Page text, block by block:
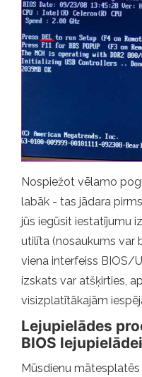
Nospiežot vēlamo
labāk - tas jādara
jūs iegūsit iestatījumu
utilīta (nosaukums var
viena interfeiss BIOS/
izskats var atšķirties,
visizplatītākajām
Lejupielādes
BIOS
Mūsdienu